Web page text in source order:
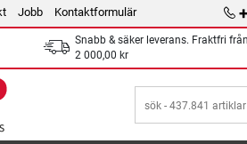
Jobb Kontaktformulär
Snabb & säker leverans. Fraktfri från
2 000,00 kr